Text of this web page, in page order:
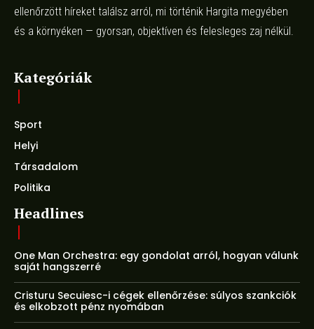
ellenőrzött híreket találsz arról, mi történik Hargita megyében
és a környéken — gyorsan, objektíven és felesleges zaj nélkül.
Kategóriák
Sport
Helyi
Társadalom
Politika
Headlines
One Man Orchestra: egy gondolat arról, hogyan válunk
saját hangszerré
Cristuru Secuiesc-i cégek ellenőrzése: súlyos szankciók
és elkobzott pénz nyomában